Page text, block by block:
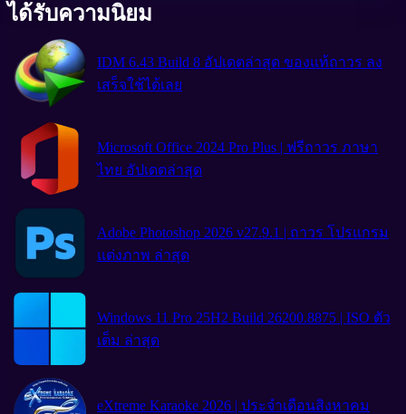
ได้รับความนิยม
IDM 6.43 Build 8 อัปเดตล่าสุด ของแท้ถาวร ลง
เสร็จใช้ได้เลย
Microsoft Office 2024 Pro Plus | ฟรีถาวร ภาษา
ไทย อัปเดตล่าสุด
Adobe Photoshop 2026 v27.9.1 | ถาวร โปรแกรม
แต่งภาพ ล่าสุด
Windows 11 Pro 25H2 Build 26200.8875 | ISO ตัว
เต็ม ล่าสุด
eXtreme Karaoke 2026 | ประจำเดือนสิงหาคม